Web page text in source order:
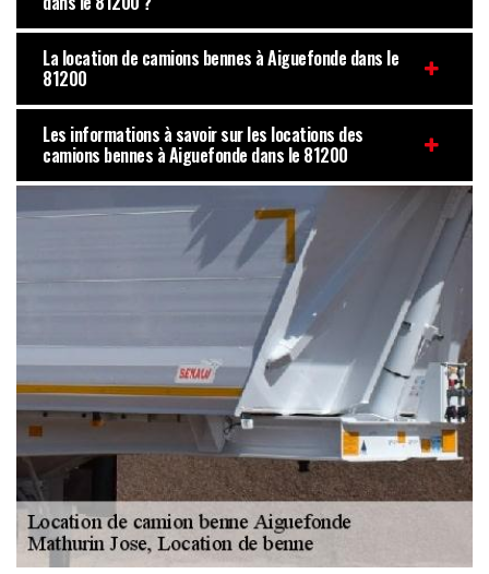
La location de camions bennes à Aiguefonde dans le
81200
Les informations à savoir sur les locations des
camions bennes à Aiguefonde dans le 81200